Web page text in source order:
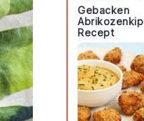
Gebacken
Abrikozenkip
Recept